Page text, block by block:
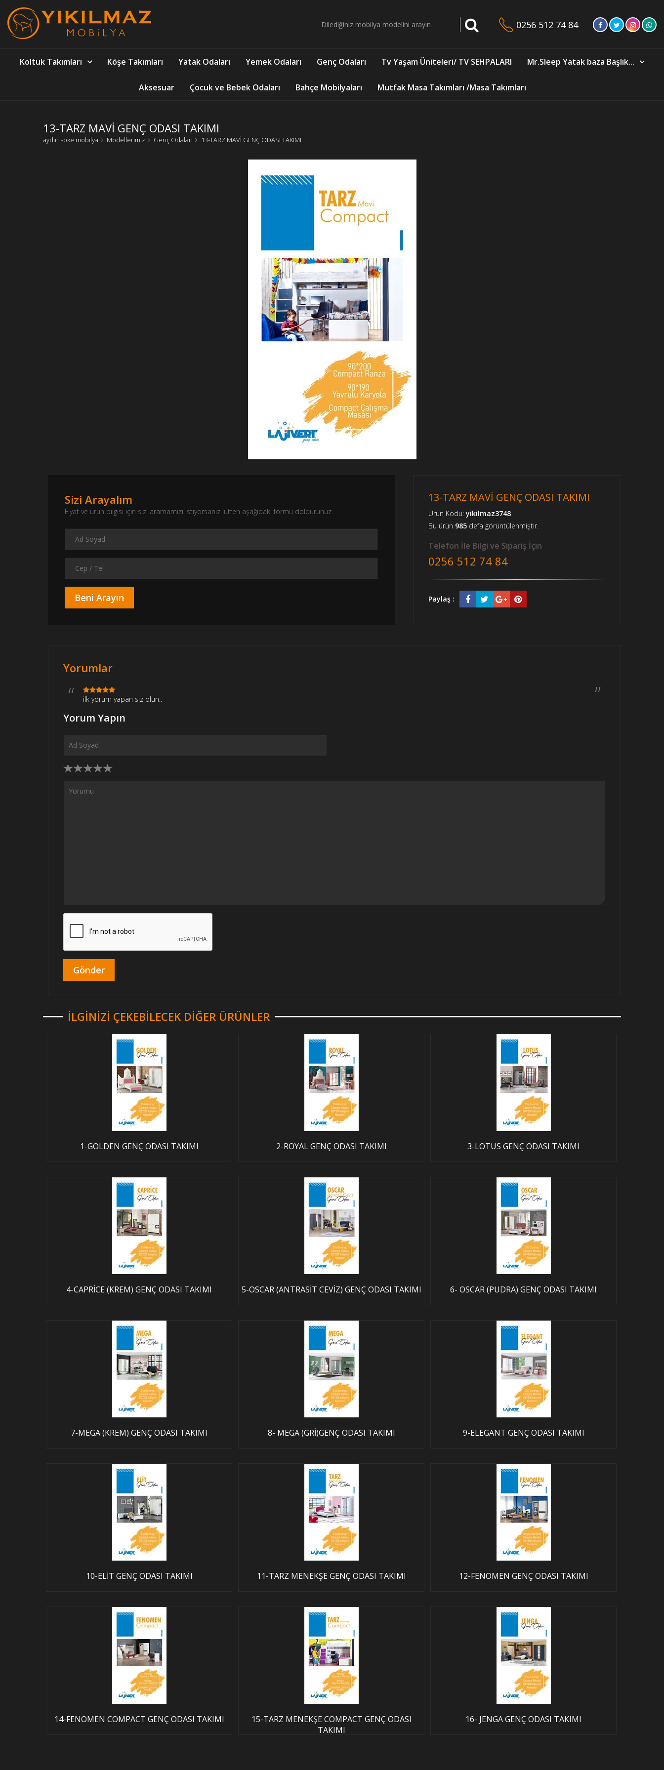
0256 512 74 84
Koltuk Takımları Köşe Takımları Yatak Odaları Yemek Odaları Genç Odaları Tv Yaşam Üniteleri/ TV SEHPALARI Mr.Sleep Yatak baza Başlık...
Aksesuar Çocuk ve Bebek Odaları Bahçe Mobilyaları Mutfak Masa Takımları /Masa Takımları
13-TARZ MAVİ GENÇ ODASI TAKIMI
aydın söke mobilya Modellerimiz Genç Odaları 13-TARZ MAVİ GENÇ ODASI TAKIMI
13-TARZ MAVİ GENÇ ODASI TAKIMI
Ürün Kodu:yikilmaz3748
Bu ürün 985defa görüntülenmiştir.
Telefon İle Bilgi ve Sipariş İçin
0256 512 74 84
Paylaş :
Sizi Arayalım
Fiyat ve ürün bilgisi için sizi aramamızı istiyorsanız lütfen aşağıdaki formu doldurunuz.
Yorumlar
ilk yorum yapan siz olun..
Yorum Yapın
İLGINIZI ÇEKEBILECEK DIĞER ÜRÜNLER
1-GOLDEN GENÇ ODASI TAKIMI 2-ROYAL GENÇ ODASI TAKIMI 3-LOTUS GENÇ ODASI TAKIMI
4-CAPRİCE (KREM) GENÇ ODASI TAKIMI 5-OSCAR (ANTRASİT CEVİZ) GENÇ ODASI TAKIMI 6- OSCAR (PUDRA) GENÇ ODASI TAKIMI
7-MEGA (KREM) GENÇ ODASI TAKIMI 8- MEGA (GRİ)GENÇ ODASI TAKIMI 9-ELEGANT GENÇ ODASI TAKIMI
10-ELİT GENÇ ODASI TAKIMI 11-TARZ MENEKŞE GENÇ ODASI TAKIMI 12-FENOMEN GENÇ ODASI TAKIMI
14-FENOMEN COMPACT GENÇ ODASI TAKIMI
15-TARZ MENEKŞE COMPACT GENÇ ODASI
TAKIMI
16- JENGA GENÇ ODASI TAKIMI